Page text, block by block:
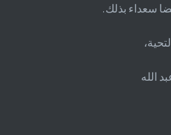
سعداء بذلك.
الله